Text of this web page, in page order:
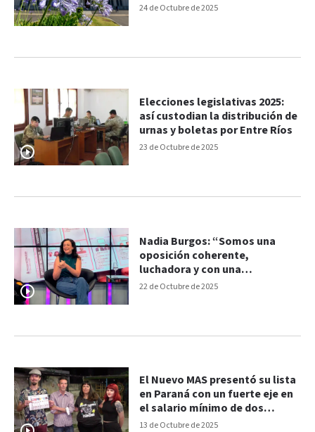
24 de Octubre de 2025
23 de Octubre de 2025
Elecciones legislativas 2025:
así custodian la distribución de
urnas y boletas por Entre Ríos
22 de Octubre de 2025
Nadia Burgos: “Somos una
oposición coherente,
luchadora y con una
perspectiva amplia para
13 de Octubre de 2025
El Nuevo MAS presentó su lista
en Paraná con un fuerte eje en
el salario mínimo de dos
millones de pesos